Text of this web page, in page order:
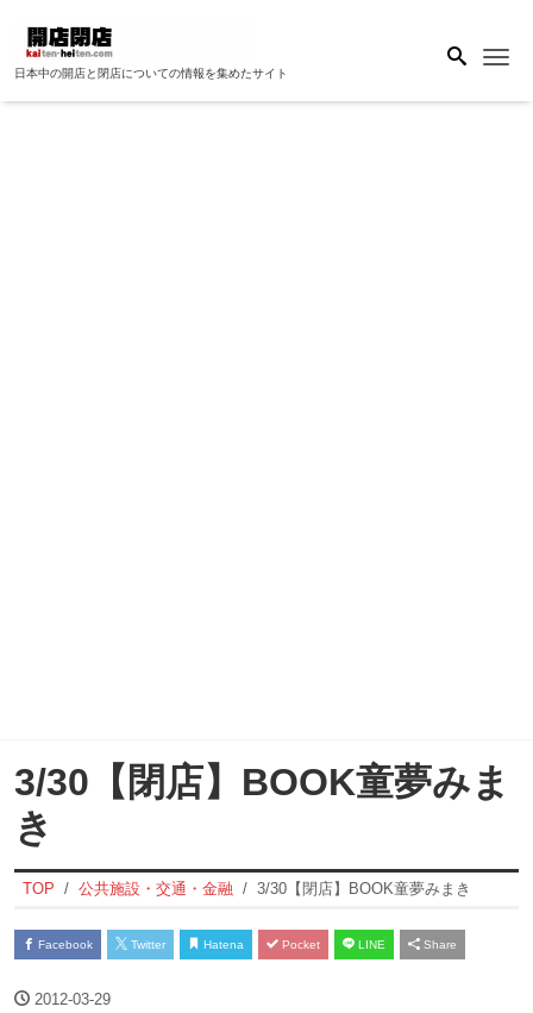
日本中の開店と閉店についての情報を集めたサイト
3/30【閉店】BOOK童夢みま
き
TOP 公共施設・交通・金融 3/30【閉店】BOOK童夢みまき
Facebook Twitter Hatena Pocket LINE Share
2012-03-29